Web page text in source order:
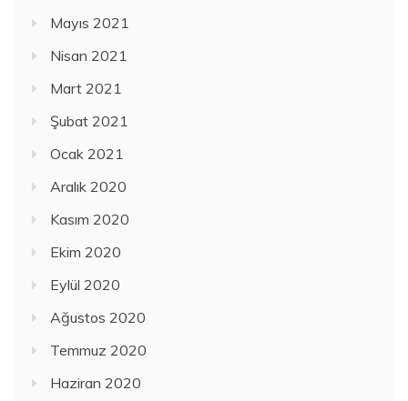
Mayıs 2021
Nisan 2021
Mart 2021
Şubat 2021
Ocak 2021
Aralık 2020
Kasım 2020
Ekim 2020
Eylül 2020
Ağustos 2020
Temmuz 2020
Haziran 2020